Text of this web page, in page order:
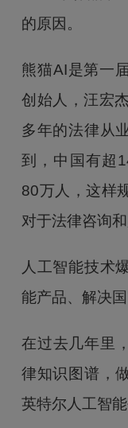
的原因。
熊猫AI是第一
创始人，汪宏
多年的法律从
到，中国有超
80万人，这样
对于法律咨询和
人工智能技术
能产品、解决
在过去几年里
律知识图谱，
英特尔人工智